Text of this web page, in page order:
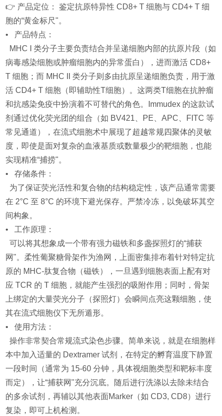
👉 产品定位： 鉴定抗原特异性 CD8+ T 细胞与 CD4+ T 细
胞的“黄金标尺"。
• 产品特点：
MHC I 类分子主要负责结合并呈递细胞内部的抗原片段（如
病毒感染细胞或肿瘤细胞内的异常蛋白），进而激活 CD8+
T 细胞；而 MHC II 类分子则多由抗原呈递细胞负责，用于激
活 CD4+ T 细胞（即辅助性T细胞）。这两类T细胞在抗肿瘤
和抗感染免疫中扮演着不可替代的角色。Immudex 的这款试
剂通过优化荧光团的组合（如 BV421、PE、APC、FITC 等
常见通道），在流式细胞术中展现了超越常规四聚体的灵敏
度，即使是面对复杂的血液基质或数量极少的靶细胞，也能
实现精准“捕捞"。
• 存储条件：
为了保证荧光活性和复合物的结构稳定性，该产品通常需要
在 2°C 至 8°C 的环境下避光保存。严禁冷冻，以免破坏其空
间构象。
• 工作原理：
可以将其想象成一个带有强力磁铁和多盏探照灯的“捕获
网"。柔性葡聚糖骨架作为渔网，上面密集排布着针对特定抗
原的 MHC-肽复合物（磁铁），一旦遇到细胞表面上配有对
应 TCR 的 T 细胞，就能产生强烈的吸附作用；同时，骨架
上绑定的大量荧光分子（探照灯）会瞬间点亮这颗细胞，使
其在流式细胞仪下无所遁形。
• 使用方法：
操作非常契合常规流式染色步骤。简单来说，就是在细胞样
本中加入适量的 Dextramer 试剂，在特定的孵育温度下静置
一段时间（通常为 15-60 分钟，具体视细胞类型和靶标丰度
而定），让“捕获网"充分沉底。随后进行洗涤以去除未结合
的多余试剂，再辅以其他表面Marker（如 CD3, CD8）进行
复染，即可上机检测。